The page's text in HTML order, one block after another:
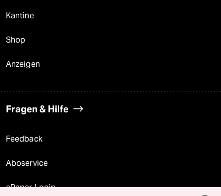
Kantine
Shop
Anzeigen
Fragen & Hilfe
Feedback
Aboservice
ePaper Login